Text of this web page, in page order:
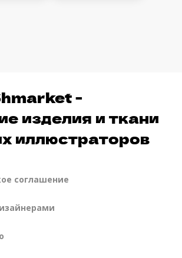
-
изделия и ткани
иллюстраторов
соглашение